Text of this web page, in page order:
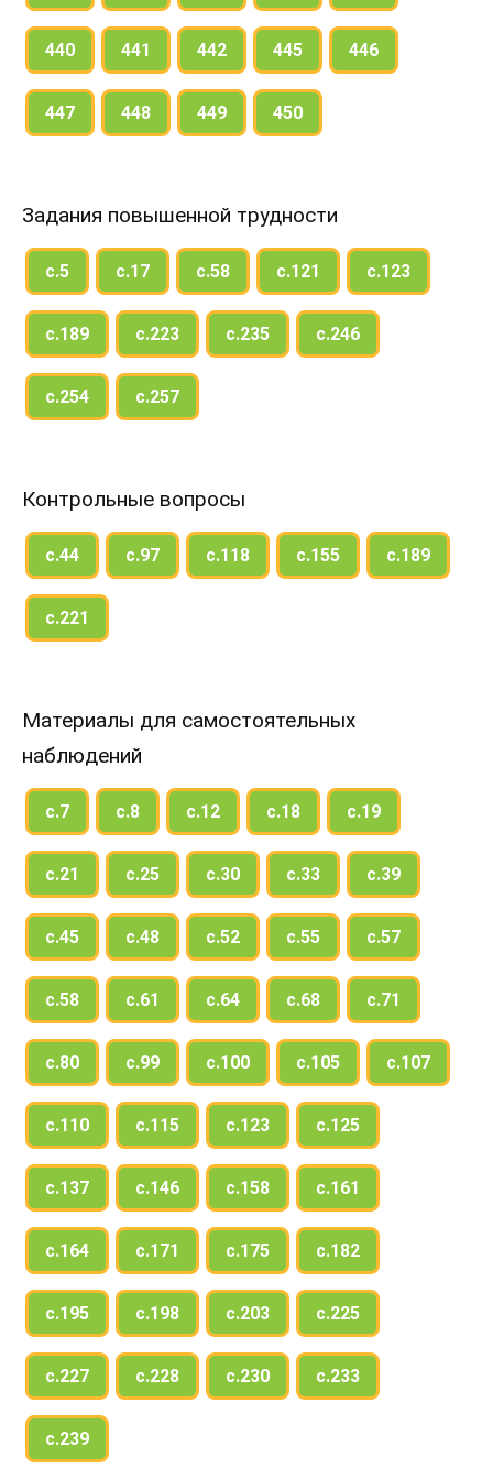
440 441 442 445 446
447 448 449 450
Задания повышенной трудности
с.5 с.17 с.58 с.121 с.123
с.189 с.223 с.235 с.246
с.254 с.257
Контрольные вопросы
с.44 с.97 с.118 с.155 с.189
с.221
Материалы для самостоятельных
наблюдений
с.7 с.8 с.12 с.18 с.19
с.21 с.25 с.30 с.33 с.39
с.45 с.48 с.52 с.55 с.57
с.58 с.61 с.64 с.68 с.71
с.80 с.99 с.100 с.105 с.107
с.110 с.115 с.123 с.125
с.137 с.146 с.158 с.161
с.164 с.171 с.175 с.182
с.195 с.198 с.203 с.225
с.227 с.228 с.230 с.233
с.239